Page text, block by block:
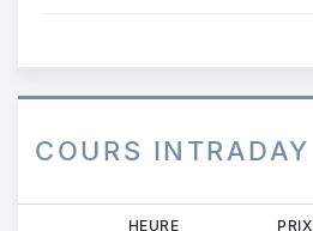
COURS INTRADAY
HEURE PRIX